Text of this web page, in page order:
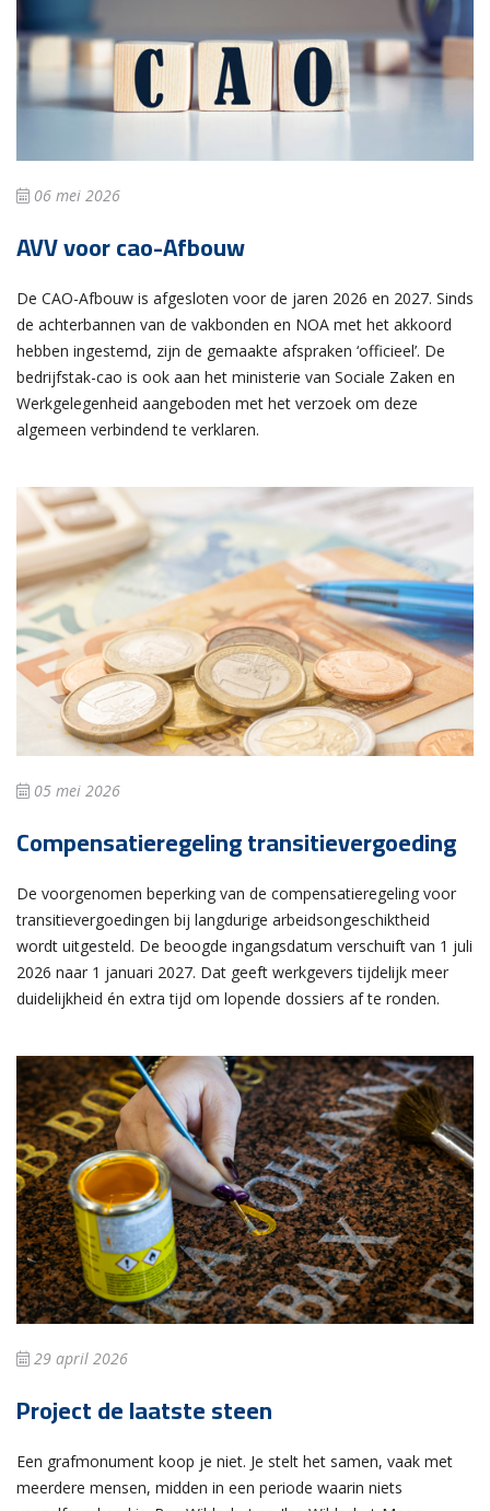
06 mei 2026
AVV voor cao-Afbouw
De CAO-Afbouw is afgesloten voor de jaren 2026 en 2027. Sinds
de achterbannen van de vakbonden en NOA met het akkoord
hebben ingestemd, zijn de gemaakte afspraken ‘officieel’. De
bedrijfstak-cao is ook aan het ministerie van Sociale Zaken en
Werkgelegenheid aangeboden met het verzoek om deze
algemeen verbindend te verklaren.
05 mei 2026
Compensatieregeling transitievergoeding
De voorgenomen beperking van de compensatieregeling voor
transitievergoedingen bij langdurige arbeidsongeschiktheid
wordt uitgesteld. De beoogde ingangsdatum verschuift van 1 juli
2026 naar 1 januari 2027. Dat geeft werkgevers tijdelijk meer
duidelijkheid én extra tijd om lopende dossiers af te ronden.
29 april 2026
Project de laatste steen
Een grafmonument koop je niet. Je stelt het samen, vaak met
meerdere mensen, midden in een periode waarin niets